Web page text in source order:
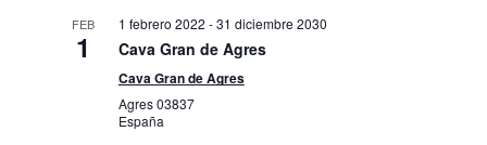
FEB
1
1 febrero 2022 -31 diciembre 2030
Cava Gran de Agres
Cava Gran de Agres
Agres03837
España